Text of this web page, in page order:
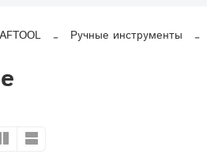
Ручные инструменты